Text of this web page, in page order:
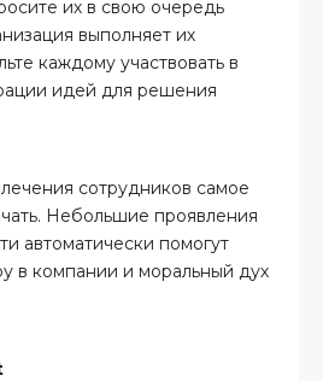
их в свою очередь
выполняет их
каждому участвовать в
идей для решения
сотрудников самое
Небольшие проявления
автоматически помогут
в компании и моральный дух